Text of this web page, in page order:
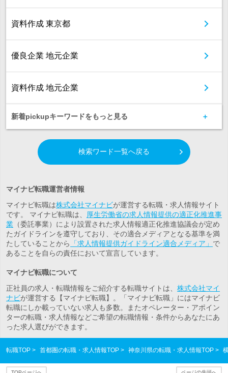
資料作成 東京都
優良企業 地元企業
資料作成 地元企業
新着pickupキーワードをもっと見る
検索ワード一覧へ戻る
マイナビ転職運営者情報
マイナビ転職は株式会社マイナビが運営する転職・求人情報サイト
です。 マイナビ転職は、
厚生労働省の求人情報提供の適正化推進事
業 （委託事業）により設置された求人情報適正化推進協議会が定め
たガイドラインを遵守しており、その適合メディアとなる基準を満
たしていることから
「求人情報提供ガイドライン適合メディア」 で
あることを自らの責任において宣言しています。
マイナビ転職について
正社員の求人・転職情報をご紹介する転職サイトは、 株式会社マイ
ナビが運営する【マイナビ転職】。「マイナビ転職」にはマイナビ
転職にしか載っていない求人も多数。またオペレーター・アポイン
ターの転職・求人情報などご希望の転職情報・条件からあなたにあ
った求人選びができます。
転職TOP 首都圏の転職・求人情報TOP 神奈川県の転職・求人情報TOP